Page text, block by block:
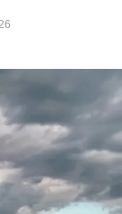
2026 se han
con 9,372
conductor, la
y la